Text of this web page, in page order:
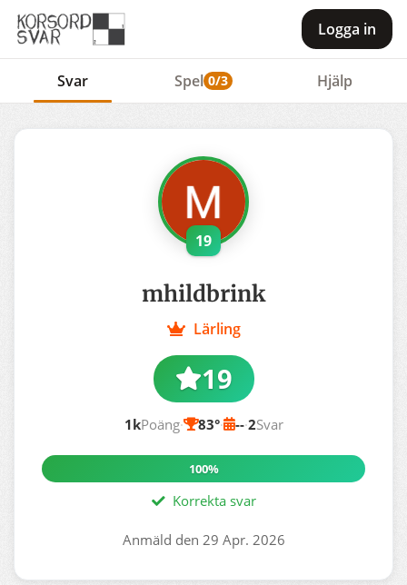
Logga in
Svar Spel 0/3 Hjälp
19
mhildbrink
Lärling
19
1kPoäng· 83°· --·2Svar
100%
Korrekta svar
Anmäld den 29 Apr. 2026